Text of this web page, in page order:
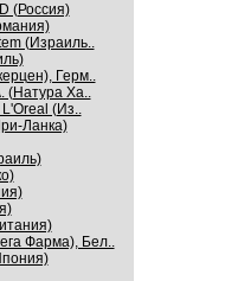
(Россия)
(Израиль..
Герм..
(Натура Ха..
(Из..
Ланка)
Фарма), Бел..